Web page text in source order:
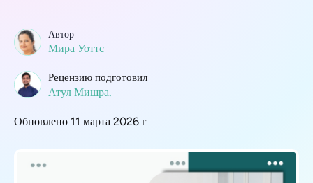
Автор
Мира Уоттс
Рецензию подготовил
Атул Мишра.
Обновлено 11 марта 2026 г